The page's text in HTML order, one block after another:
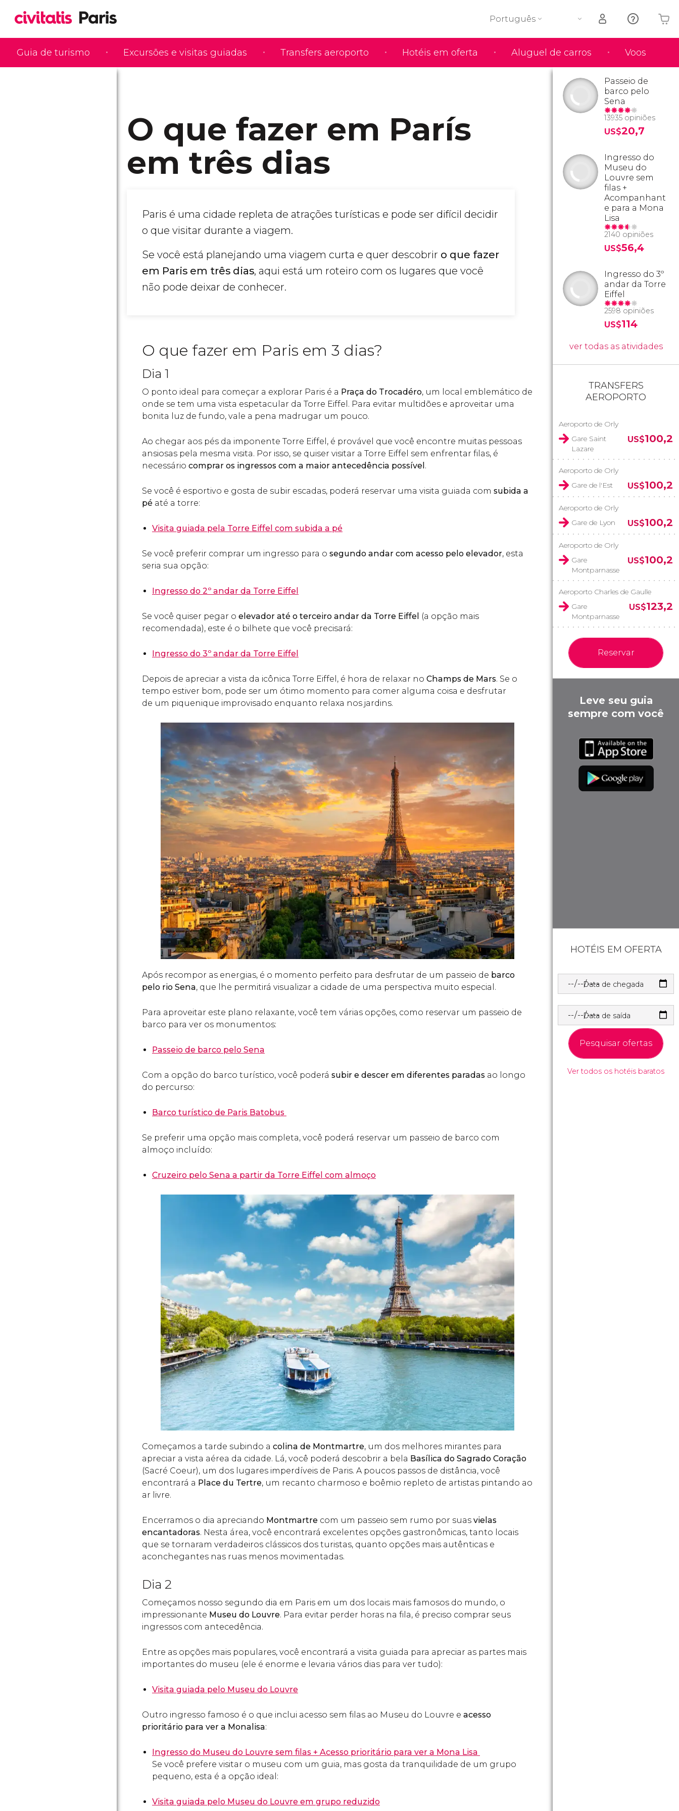
Guia de turismo Excursões e visitas guiadas Transfers aeroporto Hotéis em oferta Aluguel de carros Voos
Português
O seu carrinho está vazio
O que fazer em París
em três dias
Paris é uma cidade repleta de atrações turísticas e pode ser difícil decidir
o que visitar durante a viagem.
Se você está planejando uma viagem curta e quer descobrir o que fazer
em Paris em três dias, aqui está um roteiro com os lugares que você
não pode deixar de conhecer.
O que fazer em Paris em 3 dias?
Dia 1
O ponto ideal para começar a explorar Paris é a Praça do Trocadéro, um local emblemático de
onde se tem uma vista espetacular da Torre Eiffel. Para evitar multidões e aproveitar uma
bonita luz de fundo, vale a pena madrugar um pouco.
Ao chegar aos pés da imponente Torre Eiffel, é provável que você encontre muitas pessoas
ansiosas pela mesma visita. Por isso, se quiser visitar a Torre Eiffel sem enfrentar filas, é
necessário comprar os ingressos com a maior antecedência possível .
Se você é esportivo e gosta de subir escadas, poderá reservar uma visita guiada com subida a
pé até a torre:
Visita guiada pela Torre Eiffel com subida a pé
Se você preferir comprar um ingresso para o segundo andar com acesso pelo elevador, esta
seria sua opção:
Ingresso do 2º andar da Torre Eiffel
Se você quiser pegar o elevador até o terceiro andar da Torre Eiffel (a opção mais
recomendada), este é o bilhete que você precisará:
Ingresso do 3º andar da Torre Eiffel
Depois de apreciar a vista da icônica Torre Eiffel, é hora de relaxar no Champs de Mars. Se o
tempo estiver bom, pode ser um ótimo momento para comer alguma coisa e desfrutar
de um piquenique improvisado enquanto relaxa nos jardins.
Após recompor as energias, é o momento perfeito para desfrutar de um passeio de barco
pelo rio Sena, que lhe permitirá visualizar a cidade de uma perspectiva muito especial.
Para aproveitar este plano relaxante, você tem várias opções, como reservar um passeio de
barco para ver os monumentos:
Passeio de barco pelo Sena
Com a opção do barco turístico, você poderá subir e descer em diferentes paradas ao longo
do percurso:
Barco turístico de Paris Batobus
Se preferir uma opção mais completa, você poderá reservar um passeio de barco com
almoço incluído:
Cruzeiro pelo Sena a partir da Torre Eiffel com almoço
Começamos a tarde subindo a colina de Montmartre, um dos melhores mirantes para
apreciar a vista aérea da cidade. Lá, você poderá descobrir a bela Basílica do Sagrado Coração
(Sacré Coeur), um dos lugares imperdíveis de Paris. A poucos passos de distância, você
encontrará a Place du Tertre, um recanto charmoso e boêmio repleto de artistas pintando ao
ar livre.
Encerramos o dia apreciando Montmartre com um passeio sem rumo por suas vielas
encantadoras. Nesta área, você encontrará excelentes opções gastronômicas, tanto locais
que se tornaram verdadeiros clássicos dos turistas, quanto opções mais autênticas e
aconchegantes nas ruas menos movimentadas.
Dia 2
Começamos nosso segundo dia em Paris em um dos locais mais famosos do mundo, o
impressionante Museu do Louvre. Para evitar perder horas na fila, é preciso comprar seus
ingressos com antecedência.
Entre as opções mais populares, você encontrará a visita guiada para apreciar as partes mais
importantes do museu (ele é enorme e levaria vários dias para ver tudo):
Visita guiada pelo Museu do Louvre
Outro ingresso famoso é o que inclui acesso sem filas ao Museu do Louvre e acesso
prioritário para ver a Monalisa:
Ingresso do Museu do Louvre sem filas + Acesso prioritário para ver a Mona Lisa
Se você prefere visitar o museu com um guia, mas gosta da tranquilidade de um grupo
pequeno, esta é a opção ideal:
Visita guiada pelo Museu do Louvre em grupo reduzido
Passeio de
barco pelo
Sena
13935 opiniões
US$20,7
Ingresso do
Museu do
Louvre sem
filas +
Acompanhant
e para a Mona
Lisa
2140 opiniões
US$56,4
Ingresso do 3º
andar da Torre
Eiffel
2598 opiniões
US$114
ver todas as atividades
TRANSFERS
AEROPORTO
Aeroporto de Orly
Gare Saint
Lazare
US$100,2
Aeroporto de Orly
Gare de l'Est
US$100,2
Aeroporto de Orly
Gare de Lyon
US$100,2
Aeroporto de Orly
Gare
Montparnasse
US$100,2
Aeroporto Charles de Gaulle
Gare
Montparnasse
US$123,2
Reservar
Leve seu guia
sempre com você
HOTÉIS EM OFERTA
Data de chegada
Data de saída
Pesquisar ofertas
Ver todos os hotéis baratos